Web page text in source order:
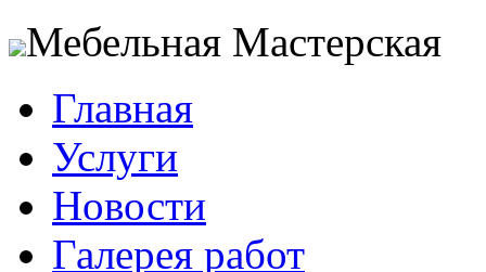
Мебельная Мастерская
Главная
Услуги
Новости
Галерея работ